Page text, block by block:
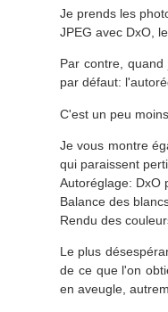
Je prends les
JPEG avec DxO,
Par contre,
par défaut:
C'est un peu
Je vous montre
qui paraissent
Autoréglage: DxO
Balance des
Rendu des
Le plus
de ce que l'on
en aveugle,